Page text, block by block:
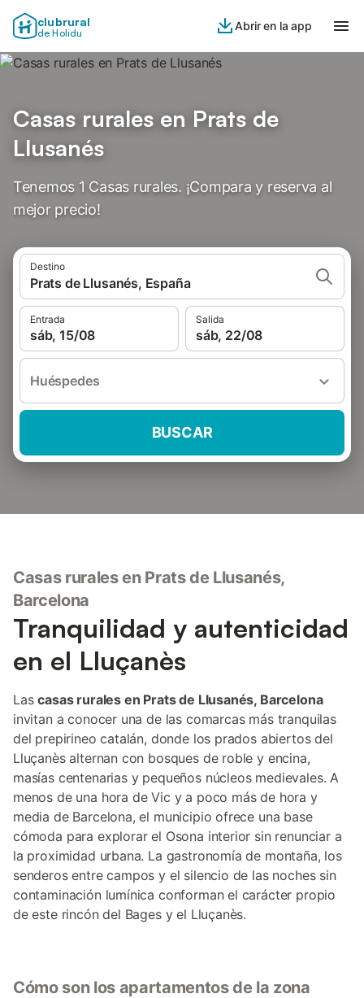
clubrural
de Holidu
Abrir en la app
Casas rurales en Prats de
Llusanés
Tenemos 1 Casas rurales. ¡Compara y reserva al
mejor precio!
Destino
Prats de Llusanés, España
Entrada
sáb, 15/08
Salida
sáb, 22/08
Huéspedes
BUSCAR
Casas rurales en Prats de Llusanés,
Barcelona
Tranquilidad y autenticidad
en el Lluçanès
Lascasas rurales en Prats de Llusanés, Barcelona
invitan a conocer una de las comarcas más tranquilas
del prepirineo catalán, donde los prados abiertos del
Lluçanès alternan con bosques de roble y encina,
masías centenarias y pequeños núcleos medievales. A
menos de una hora de Vic y a poco más de hora y
media de Barcelona, el municipio ofrece una base
cómoda para explorar el Osona interior sin renunciar a
la proximidad urbana. La gastronomía de montaña, los
senderos entre campos y el silencio de las noches sin
contaminación lumínica conforman el carácter propio
de este rincón del Bages y el Lluçanès.
Cómo son los apartamentos de la zona